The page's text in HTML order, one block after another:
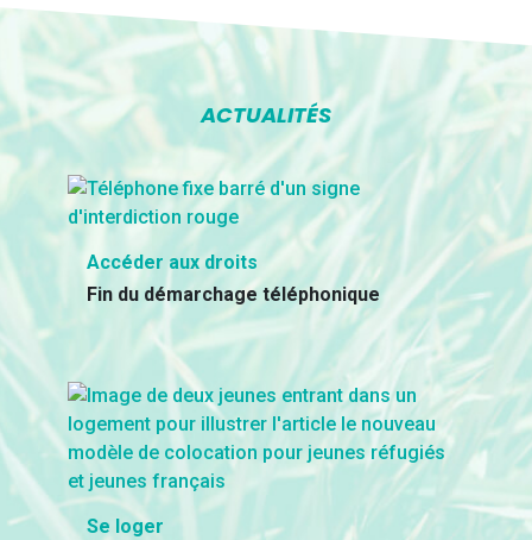
ACTUALITÉS
Accéder aux droits
Fin du démarchage téléphonique
Se loger